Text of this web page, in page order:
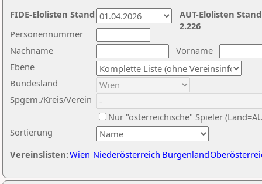
Nachname
Vorname
Ebene
Sortierung
Personennummer
Bundesland
Spgem./Kreis/Verein
Nur "österreichische" Spieler
Vereinslisten:Wien Niederösterreich Burgenland
AUT-Elolisten
2.226
FIDE-Elolisten Stand